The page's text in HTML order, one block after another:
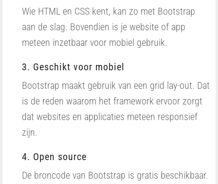
Wie HTML en CSS kent, kan zo met Bootstrap
aan de slag. Bovendien is je website of app
meteen inzetbaar voor mobiel gebruik.
3. Geschikt voor mobiel
Bootstrap maakt gebruik van een grid lay-out. Dat
is de reden waarom het framework ervoor zorgt
dat websites en applicaties meteen responsief
zijn.
4. Open source
De broncode van Bootstrap is gratis beschikbaar.